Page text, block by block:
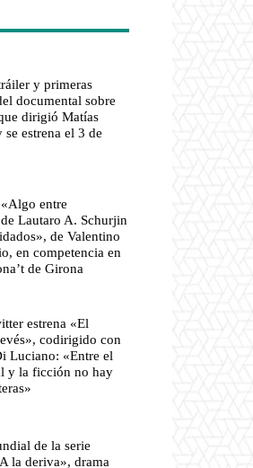
y primeras
documental sobre
dirigió Matías
estrena el 3 de
entre
Lautaro A. Schurjin
de Valentino
en competencia en
de Girona
estrena «El
codirigido con
Luciano: «Entre el
y la ficción no hay
de la serie
la deriva», drama